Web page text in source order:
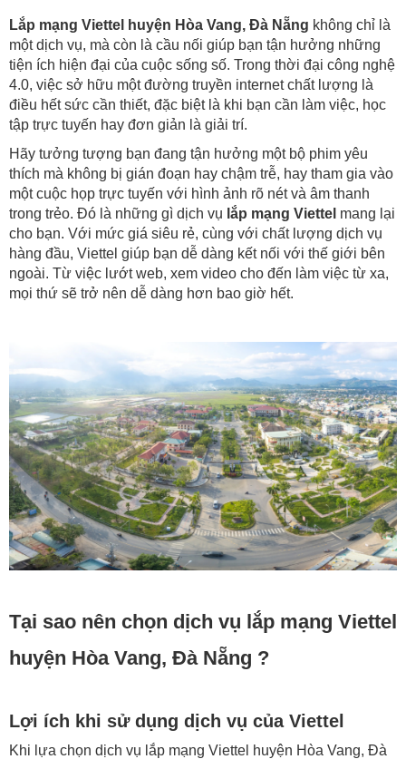
Lắp mạng Viettel huyện Hòa Vang, Đà Nẵng không chỉ là
một dịch vụ, mà còn là cầu nối giúp bạn tận hưởng những
tiện ích hiện đại của cuộc sống số. Trong thời đại công nghệ
4.0, việc sở hữu một đường truyền internet chất lượng là
điều hết sức cần thiết, đặc biệt là khi bạn cần làm việc, học
tập trực tuyến hay đơn giản là giải trí.
Hãy tưởng tượng bạn đang tận hưởng một bộ phim yêu
thích mà không bị gián đoạn hay chậm trễ, hay tham gia vào
một cuộc họp trực tuyến với hình ảnh rõ nét và âm thanh
trong trẻo. Đó là những gì dịch vụ lắp mạng Viettel mang lại
cho bạn. Với mức giá siêu rẻ, cùng với chất lượng dịch vụ
hàng đầu, Viettel giúp bạn dễ dàng kết nối với thế giới bên
ngoài. Từ việc lướt web, xem video cho đến làm việc từ xa,
mọi thứ sẽ trở nên dễ dàng hơn bao giờ hết.
Tại sao nên chọn dịch vụ lắp mạng Viettel
huyện Hòa Vang, Đà Nẵng ?
Lợi ích khi sử dụng dịch vụ của Viettel
Khi lựa chọn dịch vụ lắp mạng Viettel huyện Hòa Vang, Đà